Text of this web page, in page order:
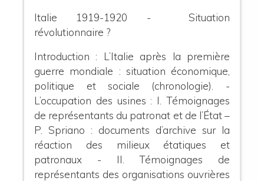
Italie 1919-1920 - Situation
révolutionnaire ?
Introduction : L’Italie après la première
guerre mondiale : situation économique,
politique et sociale (chronologie). -
L’occupation des usines : I. Témoignages
de représentants du patronat et de l’État –
P. Spriano : documents d’archive sur la
réaction des milieux étatiques et
patronaux - II. Témoignages de
représentants des organisations ouvrières